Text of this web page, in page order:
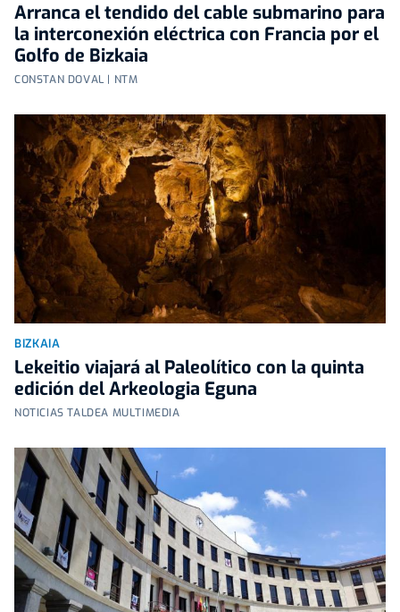
Arranca el tendido del cable submarino para
la interconexión eléctrica con Francia por el
Golfo de Bizkaia
CONSTAN DOVAL | NTM
BIZKAIA
Lekeitio viajará al Paleolítico con la quinta
edición del Arkeologia Eguna
NOTICIAS TALDEA MULTIMEDIA